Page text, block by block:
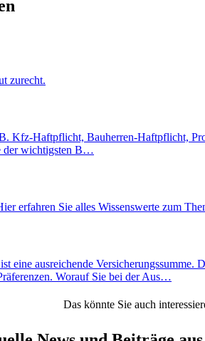
zurecht.
Kfz-Haftpflicht, Bauherren-Haftpflicht,
der wichtigsten B…
erfahren Sie alles Wissenswerte zum
ausreichende Versicherungssumme.
Worauf Sie bei der Aus…
Das könnte Sie auch